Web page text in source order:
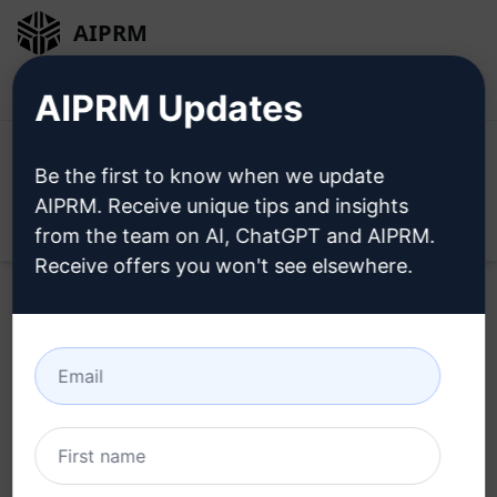
AIPRM
BuClaude İstemini
Şimdi
Deneyin
AIPRM Updates
Be the first to know when we update
AIPRM. Receive unique tips and insights
from the team on AI, ChatGPT and AIPRM.
Receive offers you won't see elsewhere.